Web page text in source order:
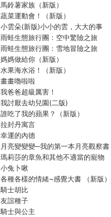
馬鈴薯家族（新版）
蔬菜運動會！（新版）
小雲朵(新版)小小的雲，大大的事
雨蛙生態旅行團：空中驚險之旅
雨蛙生態旅行團：雪地冒險之旅
媽媽做給你（新版）
水果海水浴！（新版）
畫畫嚕啦啦
我爸爸超級厲害！
我討厭去幼兒園(二版)
誰吃了我的蘋果？（新版）
拉封丹寓言
幸運的內德
月亮變變變─我的第一本月亮觀察書
瑪莉莎的章魚和其他不適當的寵物
小兔卜啾
各種各樣的情緒~感覺大書 （新版）
騎士胡比
友誼種子
騎士與公主